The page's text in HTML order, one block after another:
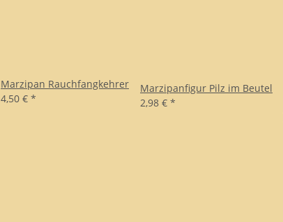
Marzipan Rauchfangkehrer
4,50 € *
Marzipanfigur Pilz im Beutel
2,98 € *